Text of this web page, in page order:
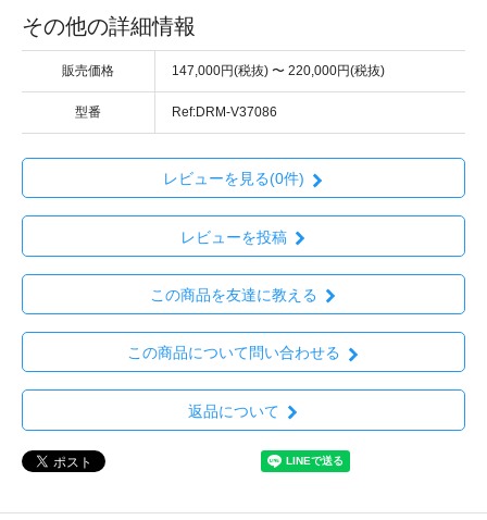
その他の詳細情報
販売価格 147,000円(税抜) 〜 220,000円(税抜)
型番 Ref:DRM-V37086
レビューを見る(0件)
レビューを投稿
この商品を友達に教える
この商品について問い合わせる
返品について